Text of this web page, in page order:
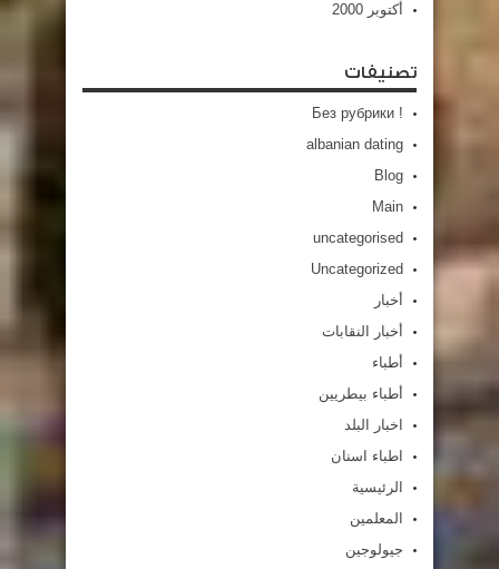
أكتوبر 2000
تصنيفات
! Без рубрики
albanian dating
Blog
Main
uncategorised
Uncategorized
أخبار
أخبار النقابات
أطباء
أطباء بيطريين
اخبار البلد
اطباء اسنان
الرئيسية
المعلمين
جيولوجين